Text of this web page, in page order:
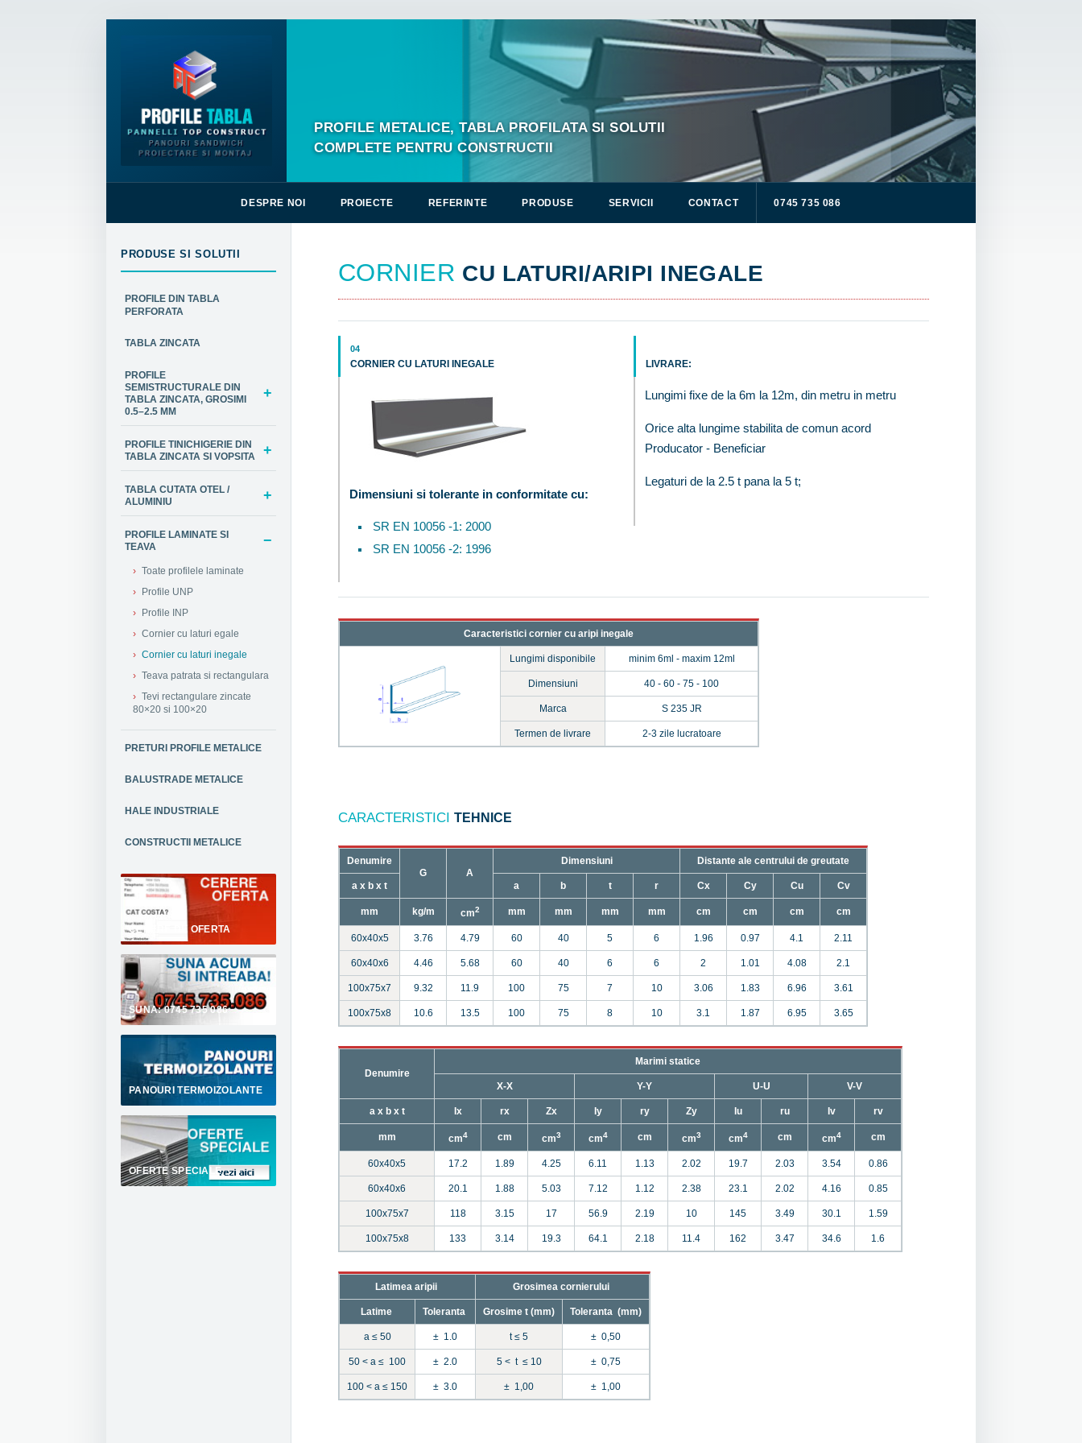
PROFILE METALICE, TABLA PROFILATA SI SOLUTII
COMPLETE PENTRU CONSTRUCTII
DESPRE NOI PROIECTE REFERINTE PRODUSE SERVICII CONTACT 0745 735 086
CORNIER CU LATURI/ARIPI INEGALE
04
CORNIER CU LATURI INEGALE
Dimensiuni si tolerante in conformitate cu:
SR EN 10056 -1: 2000
SR EN 10056 -2: 1996
LIVRARE:
Lungimi fixe de la 6m la 12m, din metru in metru
Orice alta lungime stabilita de comun acord
Producator - Beneficiar
Legaturi de la 2.5 t pana la 5 t;
Caracteristici cornier cu aripi inegale
Lungimi disponibile minim 6ml - maxim 12ml
Dimensiuni 40 - 60 - 75 - 100
Marca S 235 JR
Termen de livrare 2-3 zile lucratoare
CARACTERISTICI TEHNICE
Denumire
G
A
Dimensiuni Distante ale centrului de greutate
a x b x t a b t r Cx Cy Cu Cv
mm kg/m cm2 mm mm mm mm cm cm cm cm
60x40x5 3.76 4.79 60 40 5 6 1.96 0.97 4.1 2.11
60x40x6 4.46 5.68 60 40 6 6 2 1.01 4.08 2.1
100x75x7 9.32 11.9 100 75 7 10 3.06 1.83 6.96 3.61
100x75x8 10.6 13.5 100 75 8 10 3.1 1.87 6.95 3.65
Denumire
Marimi statice
X-X Y-Y U-U V-V
a x b x t Ix rx Zx Iy ry Zy Iu ru Iv rv
mm cm4 cm cm3 cm4 cm cm3 cm4 cm cm4 cm
60x40x5 17.2 1.89 4.25 6.11 1.13 2.02 19.7 2.03 3.54 0.86
60x40x6 20.1 1.88 5.03 7.12 1.12 2.38 23.1 2.02 4.16 0.85
100x75x7 118 3.15 17 56.9 2.19 10 145 3.49 30.1 1.59
100x75x8 133 3.14 19.3 64.1 2.18 11.4 162 3.47 34.6 1.6
Latimea aripii Grosimea cornierului
Latime Toleranta Grosime t (mm) Toleranta (mm)
a ≤ 50 ± 1.0 t ≤ 5 ± 0,50
50 < a ≤ 100 ± 2.0 5 < t ≤ 10 ± 0,75
100 < a ≤ 150 ± 3.0 ± 1,00 ± 1,00
PRODUSE SI SOLUTII
PROFILE DIN TABLA
PERFORATA
TABLA ZINCATA
PROFILE
SEMISTRUCTURALE DIN
TABLA ZINCATA, GROSIMI
0.5–2.5 MM
PROFILE TINICHIGERIE DIN
TABLA ZINCATA SI VOPSITA
TABLA CUTATA OTEL /
ALUMINIU
PROFILE LAMINATE SI
TEAVA
Toate profilele laminate
Profile UNP
Profile INP
Cornier cu laturi egale
Cornier cu laturi inegale
Teava patrata si rectangulara
Tevi rectangulare zincate
80×20 si 100×20
PRETURI PROFILE METALICE
BALUSTRADE METALICE
HALE INDUSTRIALE
CONSTRUCTII METALICE
CERERE DE OFERTA
SUNA: 0745 735 086
PANOURI TERMOIZOLANTE
OFERTE SPECIALE